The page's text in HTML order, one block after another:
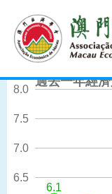
過去一年經
6.5
7.0
7.5
8.0
6.1
6.1